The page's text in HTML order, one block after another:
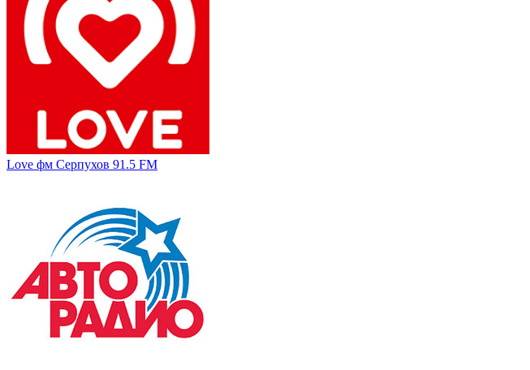
Love фм Серпухов 91.5 FM